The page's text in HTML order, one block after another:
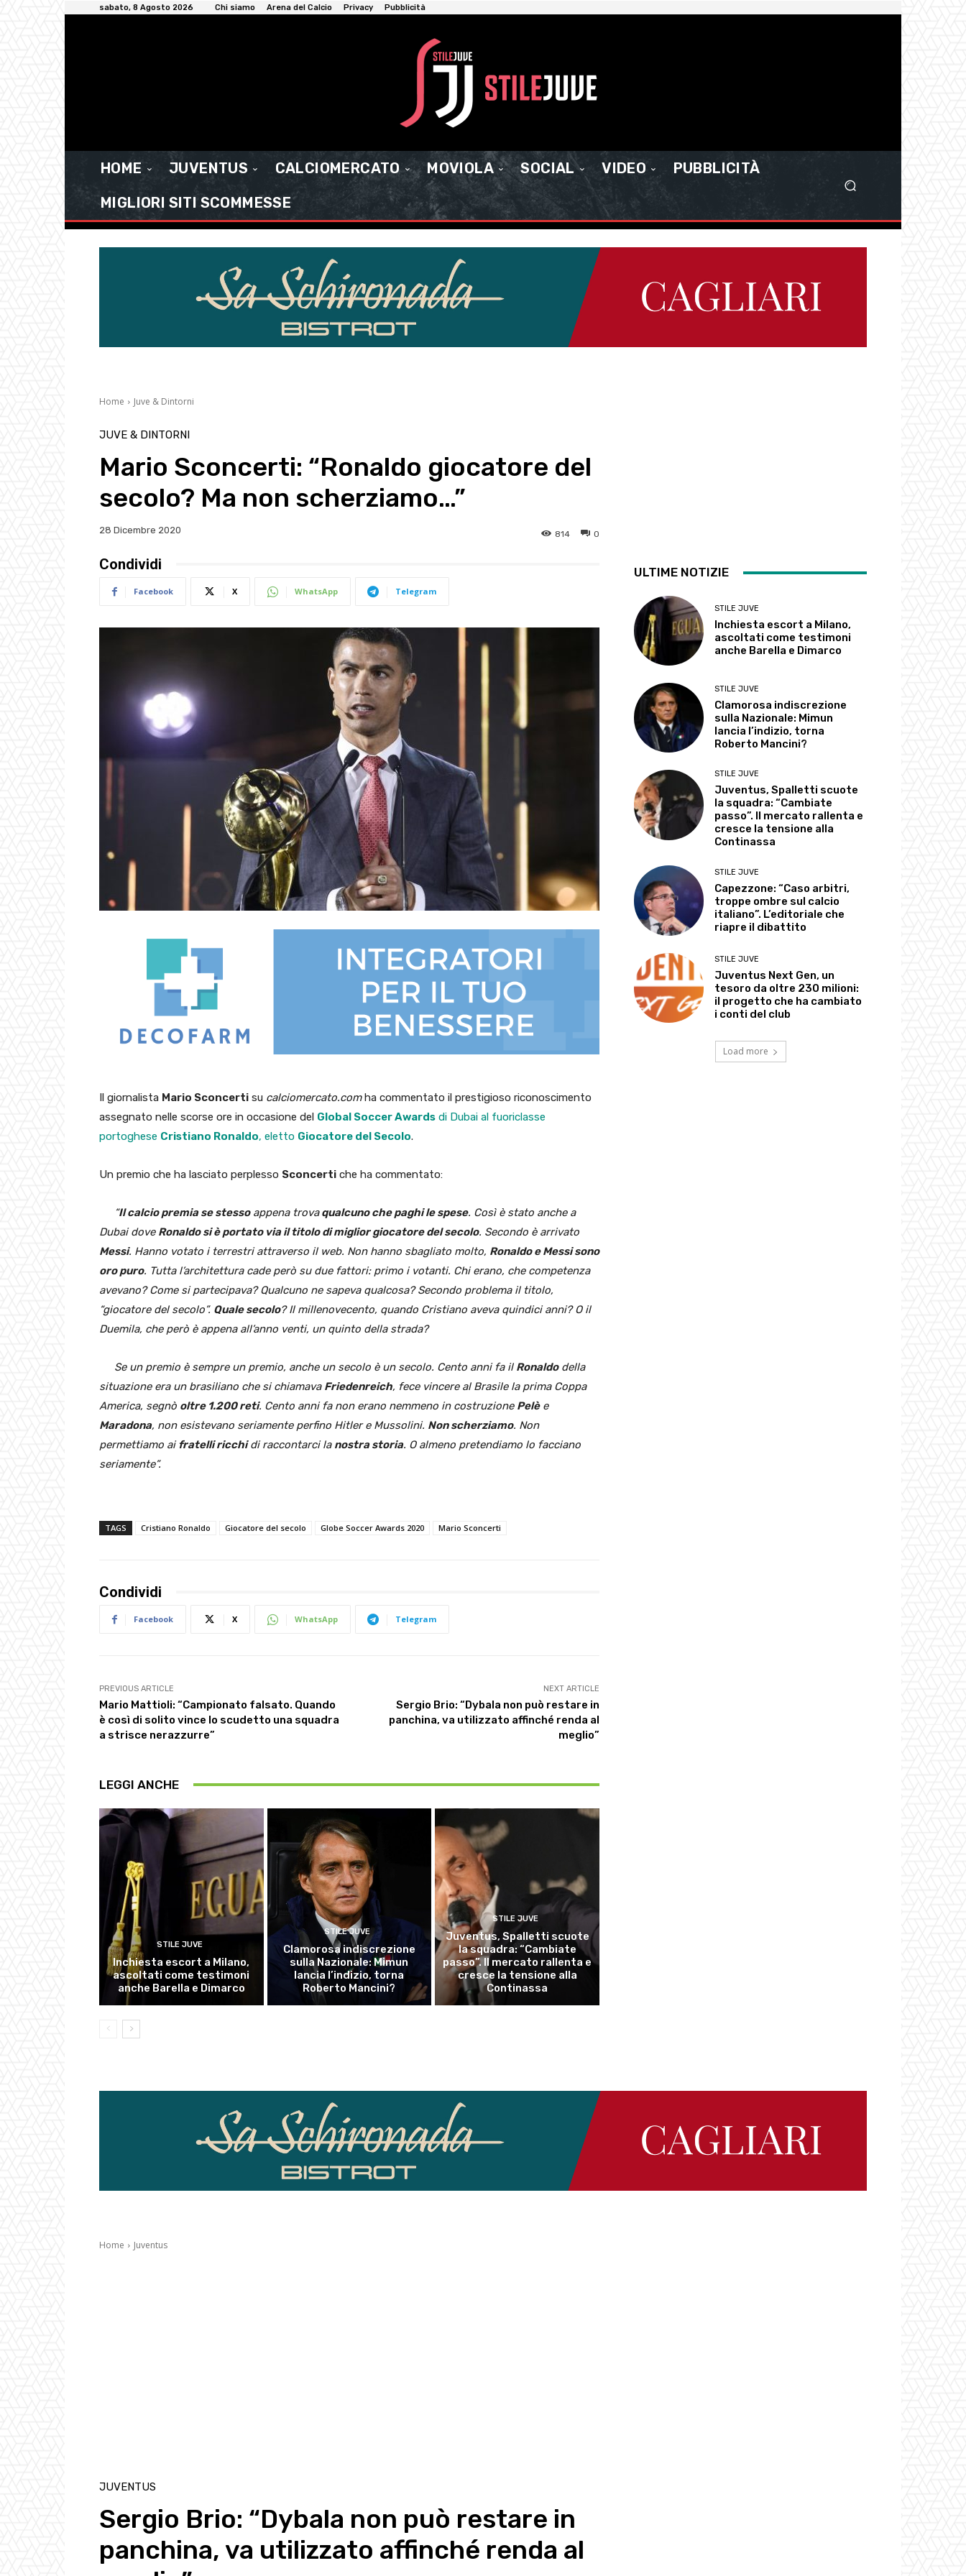
sabato, 8 Agosto 2026 Chi siamo Arena del Calcio Privacy Pubblicità
HOME JUVENTUS CALCIOMERCATO MOVIOLA SOCIAL VIDEO
PUBBLICITÀ
MIGLIORI SITI SCOMMESSE
Home Juve & Dintorni
JUVE & DINTORNI
Mario Sconcerti: “Ronaldo giocatore del
secolo? Ma non scherziamo…”
28 Dicembre 2020 0
814
Condividi
Facebook X WhatsApp Telegram
Il giornalista Mario Sconcerti su calciomercato.comha commentato il prestigioso riconoscimento
assegnato nelle scorse ore in occasione del Global Soccer Awards di Dubai al fuoriclasse
portoghese Cristiano Ronaldo, eletto Giocatore del Secolo.
Un premio che ha lasciato perplesso Sconcerti che ha commentato:
“Il calcio premia se stessoappena trovaqualcuno che paghi le spese. Così è stato anche a
Dubai dove Ronaldo si è portato via il titolo di miglior giocatore del secolo. Secondo è arrivato
Messi. Hanno votato i terrestri attraverso il web. Non hanno sbagliato molto, Ronaldo e Messi sono
oro puro. Tutta l’architettura cade però su due fattori: primo i votanti. Chi erano, che competenza
avevano? Come si partecipava? Qualcuno ne sapeva qualcosa? Secondo problema il titolo,
“giocatore del secolo”. Quale secolo? Il millenovecento, quando Cristiano aveva quindici anni? O il
Duemila, che però è appena all’anno venti, un quinto della strada?
Se un premio è sempre un premio, anche un secolo è un secolo. Cento anni fa il Ronaldodella
situazione era un brasiliano che si chiamava Friedenreich, fece vincere al Brasile la prima Coppa
America, segnò oltre 1.200 reti. Cento anni fa non erano nemmeno in costruzione Pelèe
Maradona, non esistevano seriamente perfino Hitler e Mussolini. Non scherziamo. Non
permettiamo ai fratelli ricchidi raccontarci la nostra storia. O almeno pretendiamo lo facciano
seriamente”.
TAGS Cristiano Ronaldo Giocatore del secolo Globe Soccer Awards 2020 Mario Sconcerti
Condividi
Facebook X WhatsApp Telegram
PREVIOUS ARTICLE
Mario Mattioli: “Campionato falsato. Quando
è così di solito vince lo scudetto una squadra
a strisce nerazzurre”
NEXT ARTICLE
Sergio Brio: “Dybala non può restare in
panchina, va utilizzato affinché renda al
meglio”
LEGGI ANCHE
STILE JUVE
Inchiesta escort a Milano,
ascoltati come testimoni
anche Barella e Dimarco
STILE JUVE
Clamorosa indiscrezione
sulla Nazionale: Mimun
lancia l’indizio, torna
Roberto Mancini?
STILE JUVE
Juventus, Spalletti scuote
la squadra: “Cambiate
passo”. Il mercato rallenta e
cresce la tensione alla
Continassa
ULTIME NOTIZIE
STILE JUVE
Inchiesta escort a Milano,
ascoltati come testimoni
anche Barella e Dimarco
STILE JUVE
Clamorosa indiscrezione
sulla Nazionale: Mimun
lancia l’indizio, torna
Roberto Mancini?
STILE JUVE
Juventus, Spalletti scuote
la squadra: “Cambiate
passo”. Il mercato rallenta e
cresce la tensione alla
Continassa
STILE JUVE
Capezzone: “Caso arbitri,
troppe ombre sul calcio
italiano”. L’editoriale che
riapre il dibattito
STILE JUVE
Juventus Next Gen, un
tesoro da oltre 230 milioni:
il progetto che ha cambiato
i conti del club
Load more